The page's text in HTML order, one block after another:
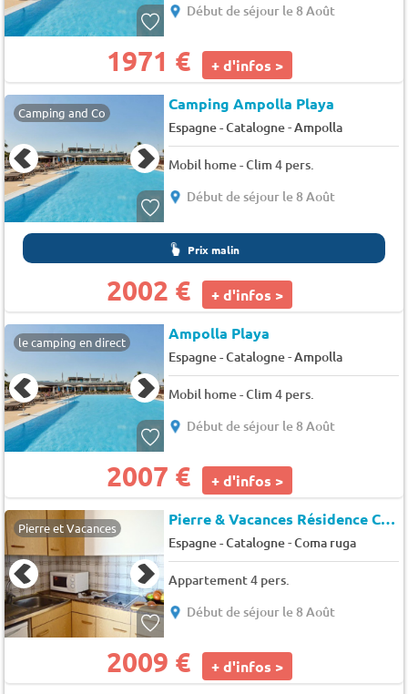
Début de séjour le 8 Août
1971 € + d'infos >
Camping and Co Camping Ampolla Playa
Espagne - Catalogne-Ampolla
Mobil home - Clim 4 pers.
Début de séjour le 8 Août
Prix malin
2002 € + d'infos >
le camping en direct Ampolla Playa
Espagne - Catalogne-Ampolla
Mobil home - Clim 4 pers.
Début de séjour le 8 Août
2007 € + d'infos >
Pierre et Vacances Pierre & Vacances Résidence Comarruga
Espagne - Catalogne-Coma ruga
Appartement 4 pers.
Début de séjour le 8 Août
2009 € + d'infos >